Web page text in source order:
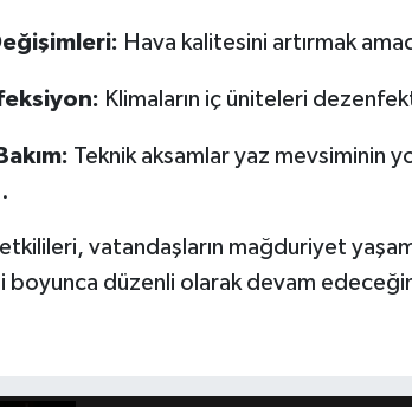
Hava kalitesini artırmak
Klimaların iç üniteleri
Teknik aksamlar yaz mevsiminin
vatandaşların mağduriyet
boyunca düzenli olarak devam